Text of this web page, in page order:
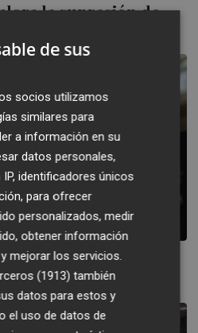
la supresión de
baje medio euro
el IVA del aceite de
de sus
socios utilizamos
similares para
a información en su
datos personales,
identificadores únicos
para ofrecer
personalizados, medir
obtener información
mejorar los servicios.
(1913) también
datos para estos y
el uso de datos de